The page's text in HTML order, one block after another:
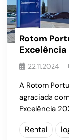
Rotom
Excelência
22.11.2024
A Rotom
agraciada
Excelência
Rental